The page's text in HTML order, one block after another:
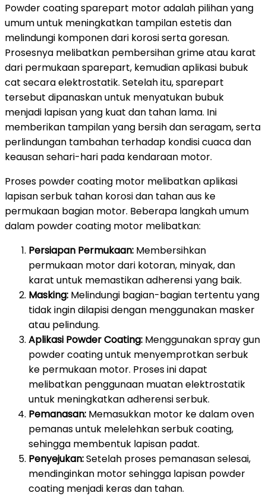
Powder coating sparepart motor adalah pilihan yang
umum untuk meningkatkan tampilan estetis dan
melindungi komponen dari korosi serta goresan.
Prosesnya melibatkan pembersihan grime atau karat
dari permukaan sparepart, kemudian aplikasi bubuk
cat secara elektrostatik. Setelah itu, sparepart
tersebut dipanaskan untuk menyatukan bubuk
menjadi lapisan yang kuat dan tahan lama. Ini
memberikan tampilan yang bersih dan seragam, serta
perlindungan tambahan terhadap kondisi cuaca dan
keausan sehari-hari pada kendaraan motor.
Proses powder coating motor melibatkan aplikasi
lapisan serbuk tahan korosi dan tahan aus ke
permukaan bagian motor. Beberapa langkah umum
dalam powder coating motor melibatkan:
Persiapan Permukaan: Membersihkan
permukaan motor dari kotoran, minyak, dan
karat untuk memastikan adherensi yang baik.
Masking: Melindungi bagian-bagian tertentu yang
tidak ingin dilapisi dengan menggunakan masker
atau pelindung.
Aplikasi Powder Coating: Menggunakan spray gun
powder coating untuk menyemprotkan serbuk
ke permukaan motor. Proses ini dapat
melibatkan penggunaan muatan elektrostatik
untuk meningkatkan adherensi serbuk.
Pemanasan: Memasukkan motor ke dalam oven
pemanas untuk melelehkan serbuk coating,
sehingga membentuk lapisan padat.
Penyejukan:Setelah proses pemanasan selesai,
mendinginkan motor sehingga lapisan powder
coating menjadi keras dan tahan.